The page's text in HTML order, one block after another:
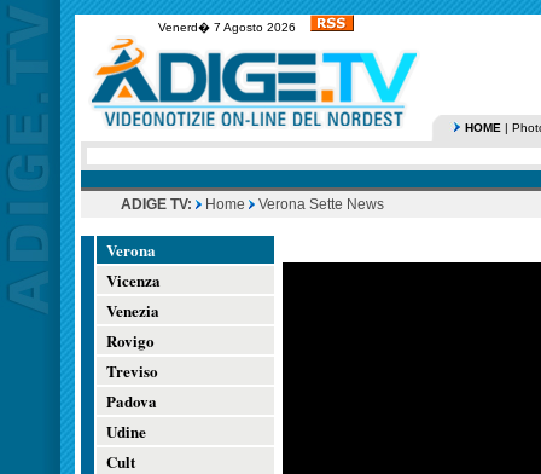
Venerd� 7 Agosto 2026
HOME |
ADIGE TV: Home Verona Sette News
Verona
Vicenza
Venezia
Rovigo
Treviso
Padova
Udine
Cult